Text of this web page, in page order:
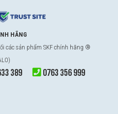
HÃNG
các sản phẩm SKF chính hãng ®
389 0763 356 999